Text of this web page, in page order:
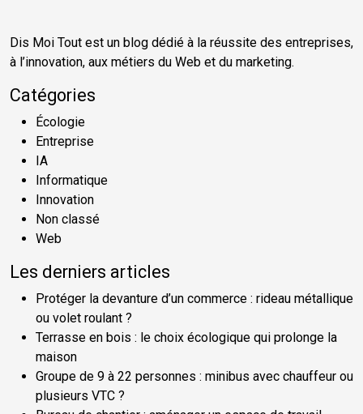
Dis Moi Tout est un blog dédié à la réussite des entreprises,
à l’innovation, aux métiers du Web et du marketing.
Catégories
Écologie
Entreprise
IA
Informatique
Innovation
Non classé
Web
Les derniers articles
Protéger la devanture d’un commerce : rideau métallique
ou volet roulant ?
Terrasse en bois : le choix écologique qui prolonge la
maison
Groupe de 9 à 22 personnes : minibus avec chauffeur ou
plusieurs VTC ?